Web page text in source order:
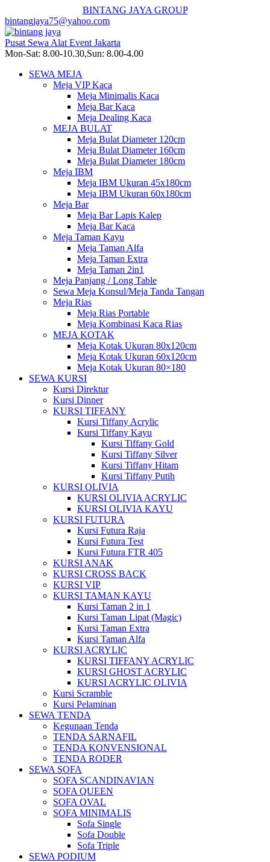
BINTANG JAYA GROUP
bintangjaya75@yahoo.com
Pusat Sewa Alat Event Jakarta
Mon-Sat: 8.00-10.30,Sun: 8.00-4.00
SEWA MEJA
Meja VIP Kaca
Meja Minimalis Kaca
Meja Bar Kaca
Meja Dealing Kaca
MEJA BULAT
Meja Bulat Diameter 120cm
Meja Bulat Diameter 160cm
Meja Bulat Diameter 180cm
Meja IBM
Meja IBM Ukuran 45x180cm
Meja IBM Ukuran 60x180cm
Meja Bar
Meja Bar Lapis Kalep
Meja Bar Kaca
Meja Taman Kayu
Meja Taman Alfa
Meja Taman Extra
Meja Taman 2in1
Meja Panjang / Long Table
Sewa Meja Konsul/Meja Tanda Tangan
Meja Rias
Meja Rias Portable
Meja Kombinasi Kaca Rias
MEJA KOTAK
Meja Kotak Ukuran 80x120cm
Meja Kotak Ukuran 60x120cm
Meja Kotak Ukuran 80×180
SEWA KURSI
Kursi Direktur
Kursi Dinner
KURSI TIFFANY
Kursi Tiffany Acrylic
Kursi Tiffany Kayu
Kursi Tiffany Gold
Kursi Tiffany Silver
Kursi Tiffany Hitam
Kursi Tiffany Putih
KURSI OLIVIA
KURSI OLIVIA ACRYLIC
KURSI OLIVIA KAYU
KURSI FUTURA
Kursi Futura Raja
Kursi Futura Test
Kursi Futura FTR 405
KURSI ANAK
KURSI CROSS BACK
KURSI VIP
KURSI TAMAN KAYU
Kursi Taman 2 in 1
Kursi Taman Lipat (Magic)
Kursi Taman Extra
Kursi Taman Alfa
KURSI ACRYLIC
KURSI TIFFANY ACRYLIC
KURSI GHOST ACRYLIC
KURSI ACRYLIC OLIVIA
Kursi Scramble
Kursi Pelaminan
SEWA TENDA
Kegunaan Tenda
TENDA SARNAFIL
TENDA KONVENSIONAL
TENDA RODER
SEWA SOFA
SOFA SCANDINAVIAN
SOFA QUEEN
SOFA OVAL
SOFA MINIMALIS
Sofa Single
Sofa Double
Sofa Triple
SEWA PODIUM